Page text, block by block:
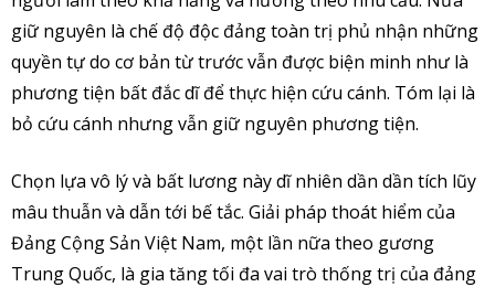
giữ nguyên là chế độ độc đảng toàn trị phủ nhận những
quyền tự do cơ bản từ trước vẫn được biện minh như là
phương tiện bất đắc dĩ để thực hiện cứu cánh. Tóm lại là
bỏ cứu cánh nhưng vẫn giữ nguyên phương tiện.
Chọn lựa vô lý và bất lương này dĩ nhiên dần dần tích lũy
mâu thuẫn và dẫn tới bế tắc. Giải pháp thoát hiểm của
Đảng Cộng Sản Việt Nam, một lần nữa theo gương
Trung Quốc, là gia tăng tối đa vai trò thống trị của đảng